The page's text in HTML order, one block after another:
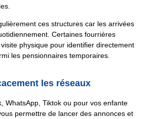
ces structures car les arrivées
Certaines fourrières
physique pour identifier directement
les pensionnaires temporaires.
les réseaux
WhatsApp, Tiktok ou pour vos enfante
permettre de lancer des annonces et